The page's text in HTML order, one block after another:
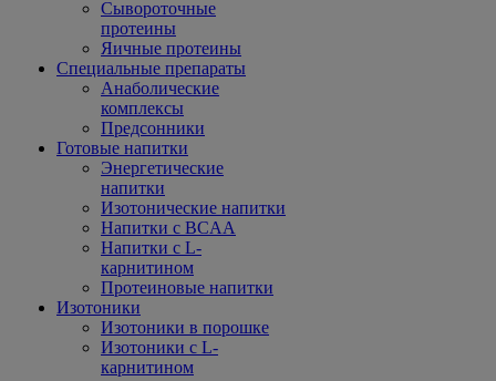
Сывороточные
протеины
Яичные протеины
Специальные препараты
Анаболические
комплексы
Предсонники
Готовые напитки
Энергетические
напитки
Изотонические напитки
Напитки с BCAA
Напитки с L-
карнитином
Протеиновые напитки
Изотоники
Изотоники в порошке
Изотоники с L-
карнитином